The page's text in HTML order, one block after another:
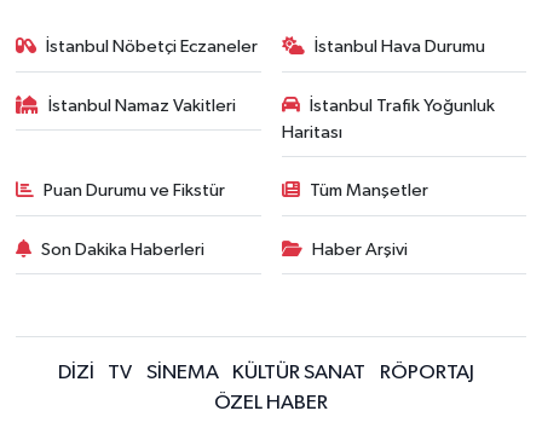
İstanbul Nöbetçi Eczaneler İstanbul Hava Durumu
İstanbul Namaz Vakitleri
İstanbul Trafik Yoğunluk
Haritası
Puan Durumu ve Fikstür Tüm Manşetler
Son Dakika Haberleri Haber Arşivi
DİZİ TV SİNEMA KÜLTÜR SANAT
RÖPORTAJ
ÖZEL HABER